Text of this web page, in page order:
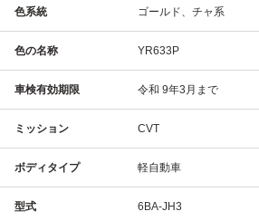
色系統 ゴールド、チャ系
色の名称 YR633P
車検有効期限 令和 9年3月まで
ミッション CVT
ボディタイプ 軽自動車
型式 6BA-JH3